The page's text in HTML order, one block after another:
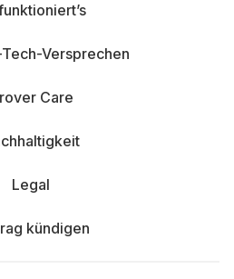
Versprechen
Care
Legal
kündigen